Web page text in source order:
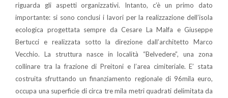
riguarda gli aspetti organizzativi. Intanto, c’è un primo dato
importante: si sono conclusi i lavori per la realizzazione dell’isola
ecologica progettata sempre da Cesare La Malfa e Giuseppe
Bertucci e realizzata sotto la direzione dall’architetto Marco
Vecchio. La struttura nasce in località “Belvedere”, una zona
collinare tra la frazione di Preitoni e l’area cimiteriale. E’ stata
costruita sfruttando un finanziamento regionale di 96mila euro,
occupa una superficie di circa tre mila metri quadrati delimitata da